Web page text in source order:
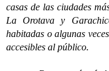
casas de las ciudades
La Orotava y
habitadas o algunas
accesibles al público.